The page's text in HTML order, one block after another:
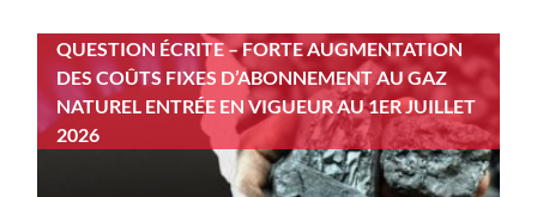
QUESTION ÉCRITE – FORTE AUGMENTATION
DES COÛTS FIXES D’ABONNEMENT AU GAZ
NATUREL ENTRÉE EN VIGUEUR AU 1ER JUILLET
2026